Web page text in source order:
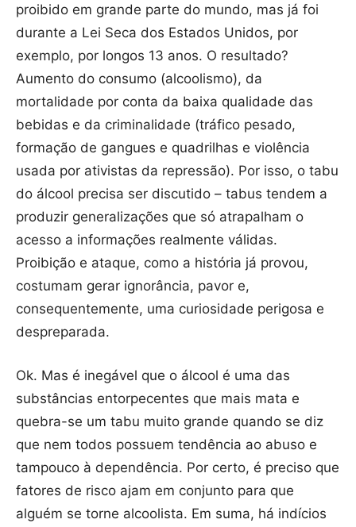
proibido em grande parte do mundo, mas já foi
durante a Lei Seca dos Estados Unidos, por
exemplo, por longos 13 anos. O resultado?
Aumento do consumo (alcoolismo), da
mortalidade por conta da baixa qualidade das
bebidas e da criminalidade (tráfico pesado,
formação de gangues e quadrilhas e violência
usada por ativistas da repressão). Por isso, o tabu
do álcool precisa ser discutido – tabus tendem a
produzir generalizações que só atrapalham o
acesso a informações realmente válidas.
Proibição e ataque, como a história já provou,
costumam gerar ignorância, pavor e,
consequentemente, uma curiosidade perigosa e
despreparada.
Ok. Mas é inegável que o álcool é uma das
substâncias entorpecentes que mais mata e
quebra-se um tabu muito grande quando se diz
que nem todos possuem tendência ao abuso e
tampouco à dependência. Por certo, é preciso que
fatores de risco ajam em conjunto para que
alguém se torne alcoolista. Em suma, há indícios